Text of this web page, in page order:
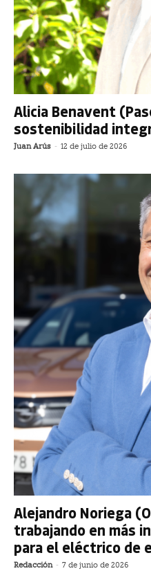
Alicia Benavent
sostenibilidad
Juan Arús - 12 de julio de 2026
Alejandro Noriega
trabajando en más
para el eléctrico de
Redacción - 7 de junio de 2026